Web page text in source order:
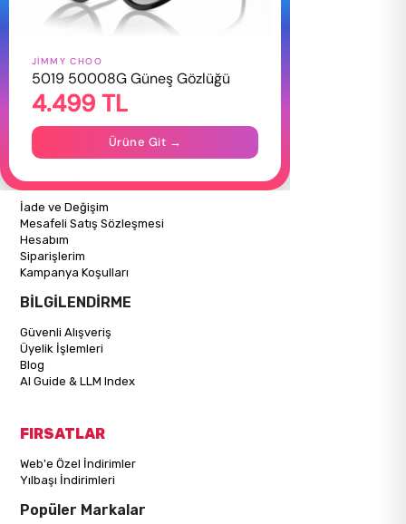
HAKKIMIZDA
Hakkımızda
Gizlilik Politikası
İletişim
Mağazalarımız
ALIŞVERİŞ BİLGİLERİ
İade ve Değişim
Mesafeli Satış Sözleşmesi
Hesabım
Siparişlerim
Kampanya Koşulları
BİLGİLENDİRME
Güvenli Alışveriş
Üyelik İşlemleri
Blog
AI Guide & LLM Index
FIRSATLAR
Web'e Özel İndirimler
Yılbaşı İndirimleri
Popüler Markalar
JIMMY CHOO
5019 50008G Güneş Gözlüğü
4.499 TL
Ürüne Git →